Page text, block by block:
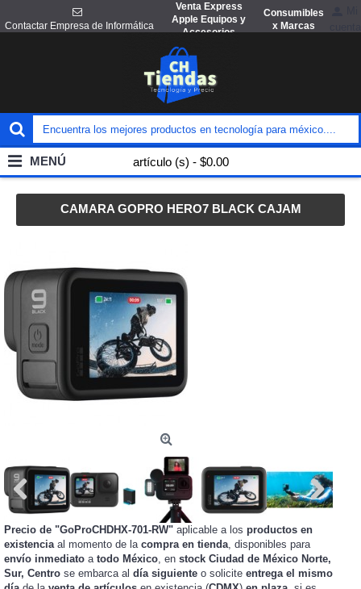
Contactar Empresa de Informática
Venta Express
Apple Equipos y
Accesorios
Consumibles
x Marcas
artículo (s) - $0.00
MENÚ
CAMARA GOPRO HERO7 BLACK CAJAM
Precio de "GoProCHDHX-701-RW" aplicable a los productos en
existencia al momento de la compra en tienda , disponibles para
envío inmediato a todo México , en stock Ciudad de México Norte,
Sur, Centro se embarca al día siguiente o solicite entrega el mismo